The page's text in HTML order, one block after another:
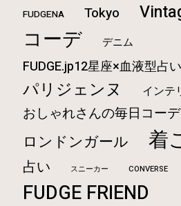
FUDGENA Tokyo
コーデ デニム
FUDGE.jp12星座×血液型占い
パリジェンヌ インテ
おしゃれさんの毎日コー
ロンドンガール 着
占い スニーカー CONVERSE
FUDGE FRIEND